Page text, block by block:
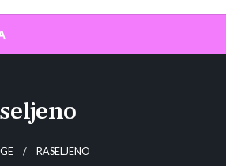
RASELJENO